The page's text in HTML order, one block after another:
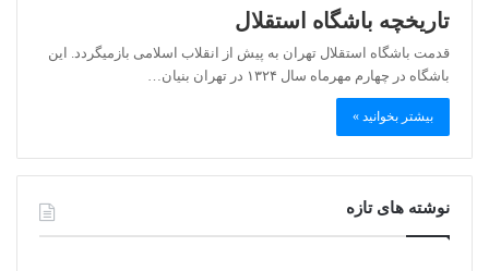
تاریخچه باشگاه استقلال
قدمت باشگاه استقلال تهران به پیش از انقلاب اسلامی بازمیگردد. این
باشگاه در چهارم مهرماه سال ۱۳۲۴ در تهران بنیان…
بیشتر بخوانید »
نوشته های تازه